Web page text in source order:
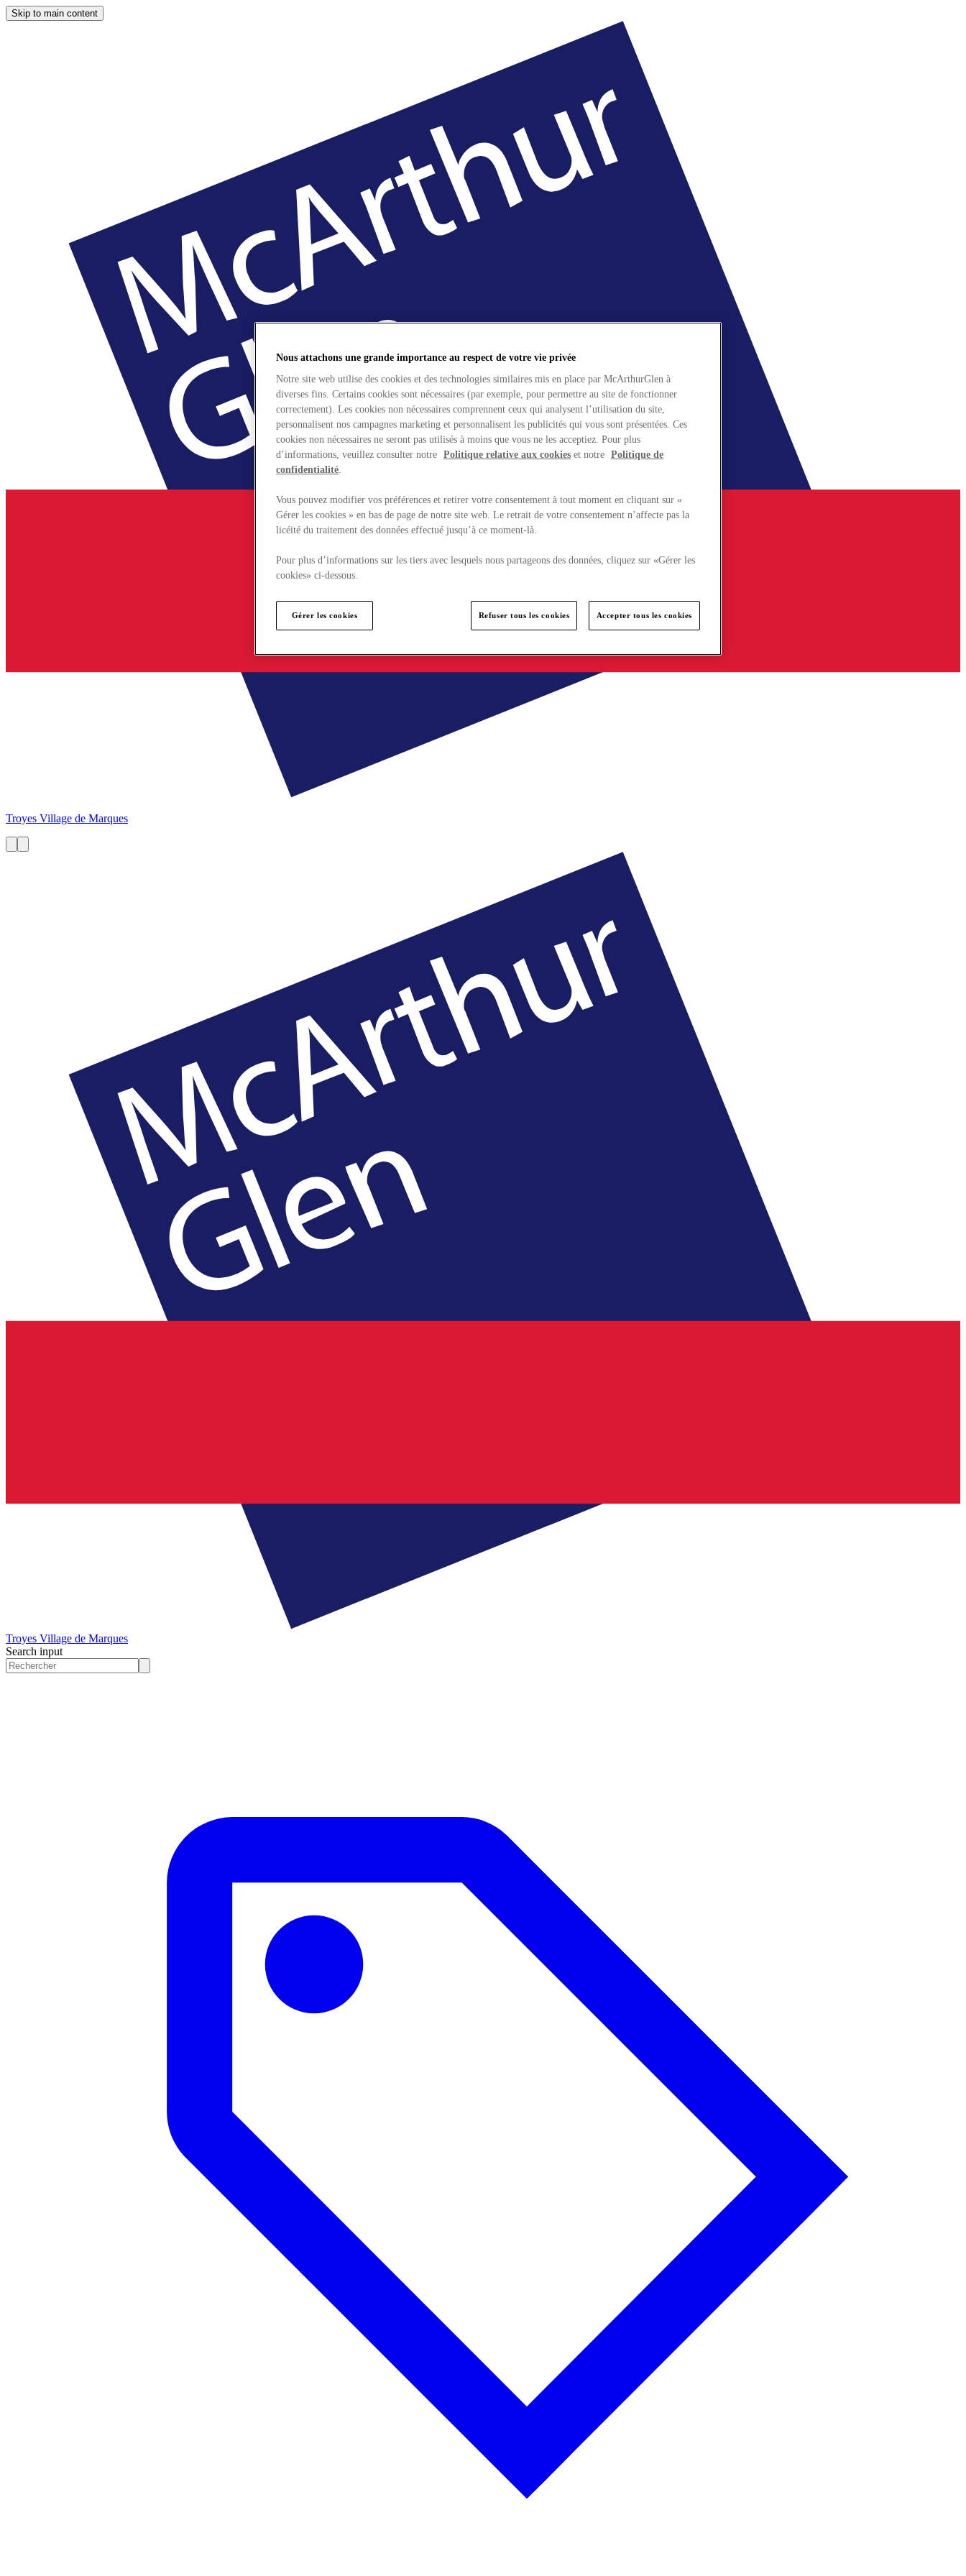
Skip to main content
Troyes Village de Marques
Troyes Village de Marques
Search input
Nous attachons une grande importance au respect de votre vie privée
Notre site web utilise des cookies et des technologies similaires mis en place par McArthurGlen à
diverses fins. Certains cookies sont nécessaires (par exemple, pour permettre au site de fonctionner
correctement). Les cookies non nécessaires comprennent ceux qui analysent l’utilisation du site,
personnalisent nos campagnes marketing et personnalisent les publicités qui vous sont présentées. Ces
cookies non nécessaires ne seront pas utilisés à moins que vous ne les acceptiez. Pour plus
d’informations, veuillez consulter notre Politique relative aux cookies et notre Politique de
confidentialité.
Vous pouvez modifier vos préférences et retirer votre consentement à tout moment en cliquant sur «
Gérer les cookies » en bas de page de notre site web. Le retrait de votre consentement n’affecte pas la
licéité du traitement des données effectué jusqu’à ce moment-là.
Pour plus d’informations sur les tiers avec lesquels nous partageons des données, cliquez sur «Gérer les
cookies» ci-dessous.
Gérer les cookies Refuser tous les cookies Accepter tous les cookies